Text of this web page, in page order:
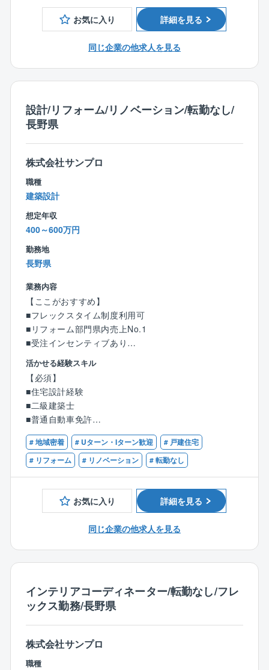
【具体的には】
■積算業務全般
注文住宅（新築）およびリフォーム案件の拾い出し、
■協力会社との連携
パートナー企業様からの見積もり徴収、価格交渉、工
■設計・営業部門との連携
予算・コストに関する情報提供と改善提案
更新
■原価管理サポート
実行予算管理、工事部門への展開サポート
【キャリアについて】
＜成長できる環境＞
同社のの新卒中途比率は新卒4割、中途6割と中途入社
の従業員の割合が多いため、中途入社者にも入社後の
る環境を整えております。
＜キャリアに選択肢を＞
注文住宅事業、中古リノベーション事業、分譲住宅事
業、不動産売買仲介事業、特殊建築事業など、多岐に
わたる事業を展開しているため、事業部を跨いだ、キ
ャリアチェンジが可能のためご自身に合った業務を探
すことができ、長く働ける環境が整っております。
■二級建築施工管理技士
■建築コスト管理士
■建築積算士
お気に入り 詳細を見る
同じ企業の他求人を見る
設計/リフォーム/リノベーション/転勤なし/
長野県
株式会社サンプロ
職種
建築設計
想定年収
400～600万円
勤務地
長野県
業務内容
【ここがおすすめ】
■フレックスタイム制度利用可
■リフォーム部門県内売上No.1
■受注インセンティブあり
【業務内容】
中古住宅のリノベーションやリフォームの設計までお
任せします。
▼お客様との打ち合わせ
お客さまのもとに伺い、ご要望を引き出します。
▼設計全体像の確認
事務所に戻ったら、具体的的な提案を考えます。
お客さまから引き出したご要望やイメージから、あな
たの知識と経験を活かし、同社の強みを活かしつつ、
お客さまのライフスタイルに合った設計業務を担当。
▼お客様への提案
出来上がった図面をもとに、お客様へご提案をしま
細かな修正を受けつつより良いプランへとアップデー
トを重ねていきます。
立。
冬は暖かく夏は涼しい環境設計、心豊かに暮らせる空
活かせる経験スキル
【必須】
■住宅設計経験
■二級建築士
■普通自動車免許
【歓迎】
■一級建築士
■二級建築士
■一級木造建築士
■二級木造建築士
■住宅設計経験
# 地域密着 # Uターン・Iターン歓迎
# 戸建住宅
# リフォーム
# リノベーション # 転勤なし
お気に入り 詳細を見る
同じ企業の他求人を見る
インテリアコーディネーター/転勤なし/フレ
ックス勤務/長野県
株式会社サンプロ
職種